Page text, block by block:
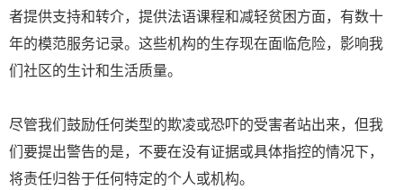
者提供支持和转介，提供法语课程和减轻贫困方面，有数十
年的模范服务记录。这些机构的生存现在面临危险，影响我
们社区的生计和生活质量。
尽管我们鼓励任何类型的欺凌或恐吓的受害者站出来，但我
们要提出警告的是，不要在没有证据或具体指控的情况下，
将责任归咎于任何特定的个人或机构。